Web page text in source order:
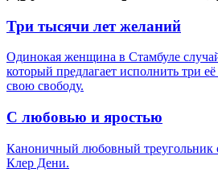
Три тысячи лет желаний
Одинокая женщина в Стамбуле
который предлагает исполнить три
свою свободу.
С любовью и яростью
Каноничный любовный треугольник
Клер Дени.